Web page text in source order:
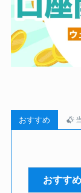
おすすめ
おすす